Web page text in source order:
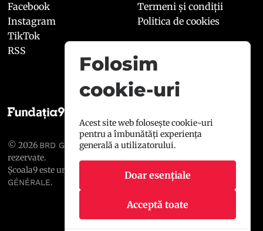
Facebook
Instagram
TikTok
RSS
Termeni și condiții
Politica de cookies
© 2026 BRD GROUPE SOCIÉTÉ GÉNÉRALE
rezervate.
Școala9 este un proiect susținut de
BRD GROUPE SOCIÉTÉ
GÉNÉRALE.
Folosim
cookie-uri
Acest site web folosește cookie-uri
pentru a îmbunătăți experiența
generală a utilizatorului.
Doar esențiale
Acceptă toate